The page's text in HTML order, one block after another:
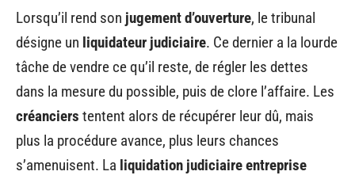
Lorsqu’il rend son jugement d’ouverture, le tribunal
désigne un liquidateur judiciaire. Ce dernier a la lourde
tâche de vendre ce qu’il reste, de régler les dettes
dans la mesure du possible, puis de clore l’affaire. Les
créanciers tentent alors de récupérer leur dû, mais
plus la procédure avance, plus leurs chances
s’amenuisent. La liquidation judiciaire entreprise